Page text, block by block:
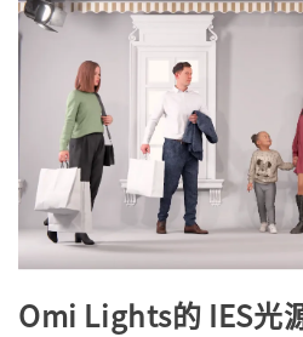
Omi Lights的 IES光